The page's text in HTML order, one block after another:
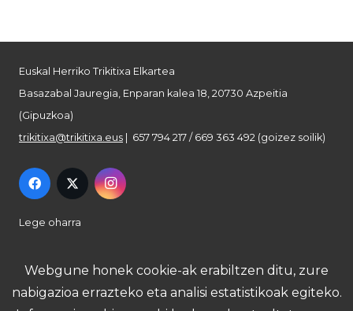
Euskal Herriko Trikitixa Elkartea
Basazabal Jauregia, Enparan kalea 18, 20730 Azpeitia
(Gipuzkoa)
trikitixa@trikitixa.eus | 657 794 217 / 669 363 492 (goizez soilik)
Lege oharra
Pribatutasun politika
Webgune honek cookie-ak erabiltzen ditu, zure
nabigazioa errazteko eta analisi estatistikoak egiteko.